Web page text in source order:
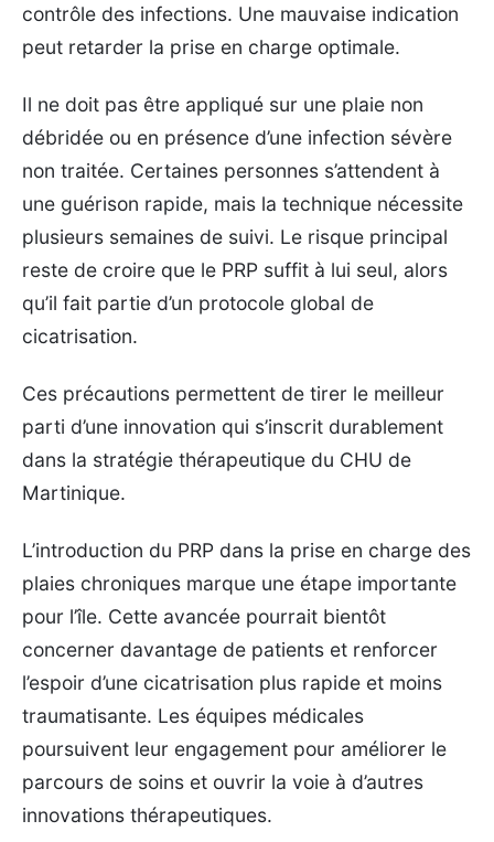
contrôle des infections. Une mauvaise indication
peut retarder la prise en charge optimale.
Il ne doit pas être appliqué sur une plaie non
débridée ou en présence d’une infection sévère
non traitée. Certaines personnes s’attendent à
une guérison rapide, mais la technique nécessite
plusieurs semaines de suivi. Le risque principal
reste de croire que le PRP suffit à lui seul, alors
qu’il fait partie d’un protocole global de
cicatrisation.
Ces précautions permettent de tirer le meilleur
parti d’une innovation qui s’inscrit durablement
dans la stratégie thérapeutique du CHU de
Martinique.
L’introduction du PRP dans la prise en charge des
plaies chroniques marque une étape importante
pour l’île. Cette avancée pourrait bientôt
concerner davantage de patients et renforcer
l’espoir d’une cicatrisation plus rapide et moins
traumatisante. Les équipes médicales
poursuivent leur engagement pour améliorer le
parcours de soins et ouvrir la voie à d’autres
innovations thérapeutiques.